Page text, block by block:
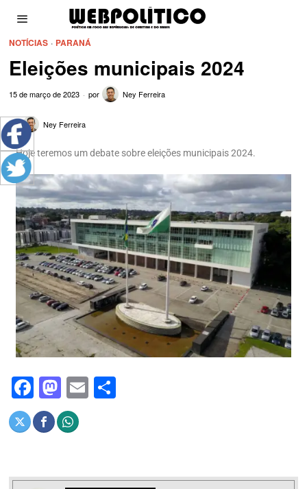
NOTÍCIAS · PARANÁ
Eleições municipais 2024
15 de março de 2023 por Ney Ferreira
por Ney Ferreira
Hoje teremos um debate sobre eleições municipais 2024.
Facebook
Mastodon
Email